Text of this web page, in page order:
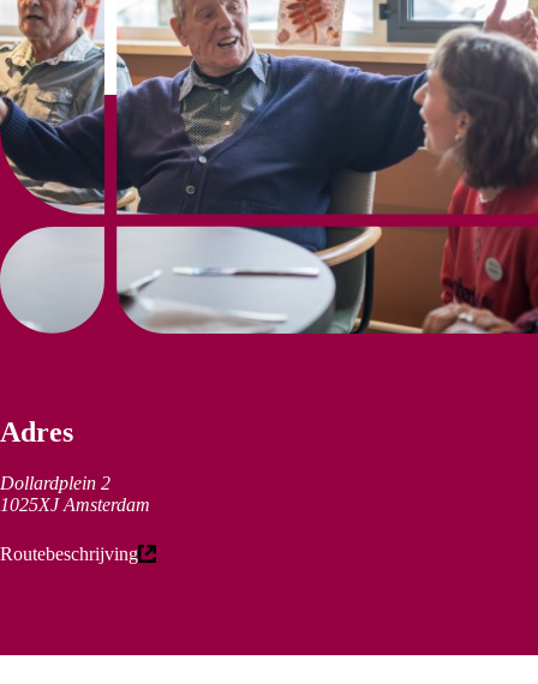
Adres
Dollardplein 2
1025XJ Amsterdam
Routebeschrijving
(externe link)